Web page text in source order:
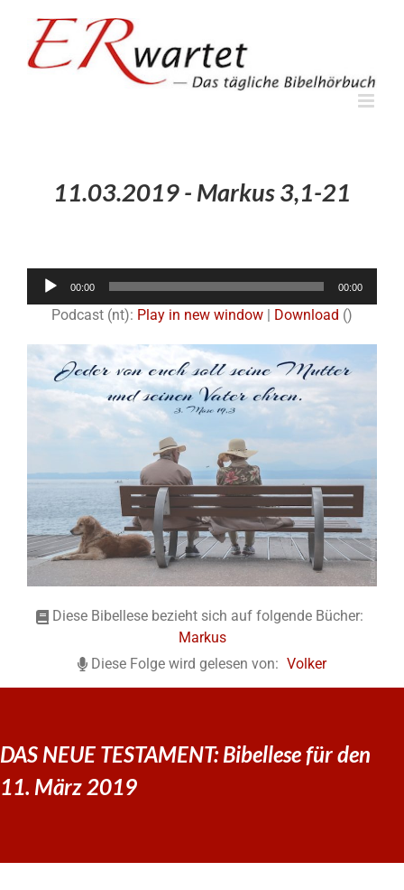
springen
11.03.2019 - Markus 3,1-21
00:00 00:00
Podcast (nt): Play in new window | Download ()
Diese Bibellese bezieht sich auf folgende Bücher:
Markus
Diese Folge wird gelesen von: Volker
DAS NEUE TESTAMENT: Bibellese für den
11. März 2019